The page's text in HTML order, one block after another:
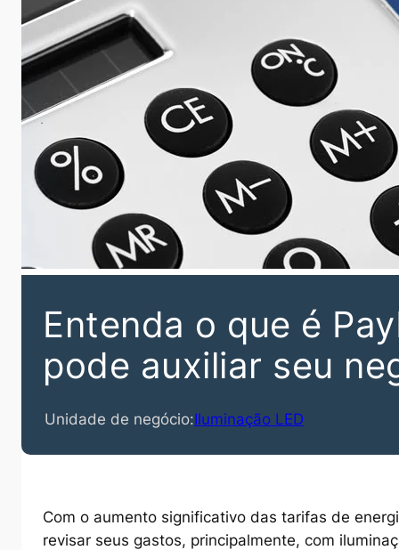
Entenda o que é
pode auxiliar seu
Unidade de negócio:Iluminação LED
Com o aumento significativo das tarifas de
revisar seus gastos, principalmente, com